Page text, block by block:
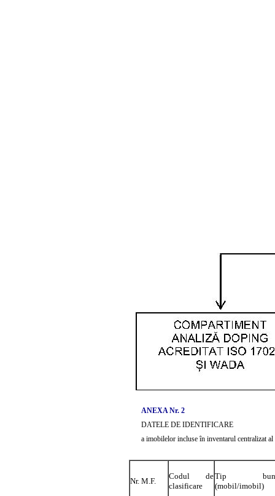
ANEXA Nr. 2
DATELE DE IDENTIFICARE
a imobilelor incluse în inventarul centralizat
Nr. M.F.
Codul de
clasificare
Tip bun
(mobil/imobil)